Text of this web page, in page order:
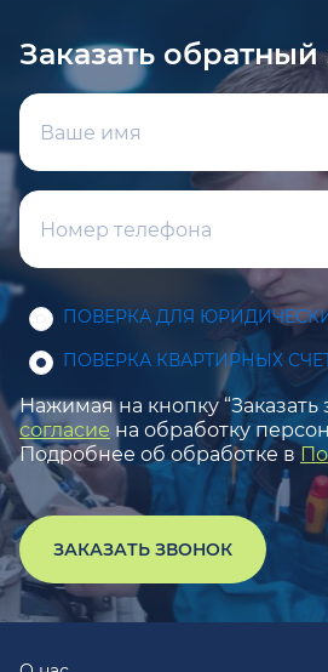
Заказать
ПОВЕРКА ДЛЯ
ПОВЕРКА КВАРТИРНЫХ
Нажимая на кнопку “Заказать
согласие на обработку
Подробнее об обработке в
ЗАКАЗАТЬ ЗВОНОК